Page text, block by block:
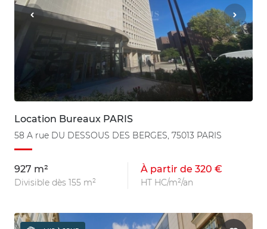
Location Bureaux PARIS
58 A rue DU DESSOUS DES BERGES, 75013 PARIS
927 m²
Divisible dès 155 m²
À partir de 320 €
HT HC/m²/an